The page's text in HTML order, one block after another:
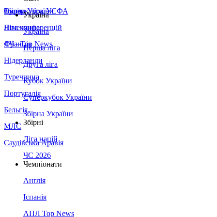
Збірна України
Італія
Німеччина
Франція
Нідерланди
Туреччина
Португалія
Бельгія
МЛС
Саудівська Аравія
Суперкубок УЄФА
Ліга конференцій
ЛЧ - Top News
Україна
Україна
Перша ліга
Друга ліга
Кубок України
Суперкубок України
Збірна України
Збірні
Ліга націй
ЧС 2026
Чемпіонати
Англія
Іспанія
АПЛ Top News